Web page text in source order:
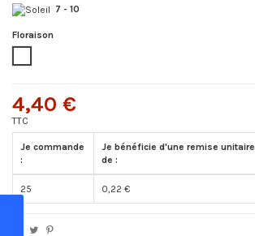
7 - 10
Floraison
4,40 €
TTC
Je commande
:
Je bénéficie d'une remise unitaire
de :
25 0,22 €